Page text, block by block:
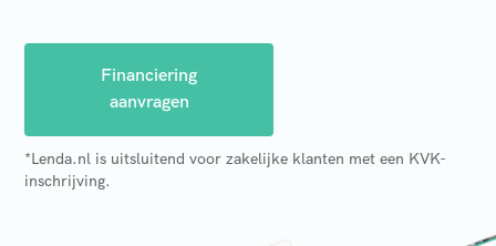
Financiering
aanvragen
*Lenda.nl is uitsluitend voor zakelijke klanten met een KVK-
inschrijving.